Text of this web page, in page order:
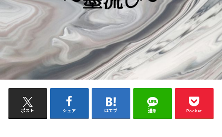
ポスト シェア はてブ 送る Pocket